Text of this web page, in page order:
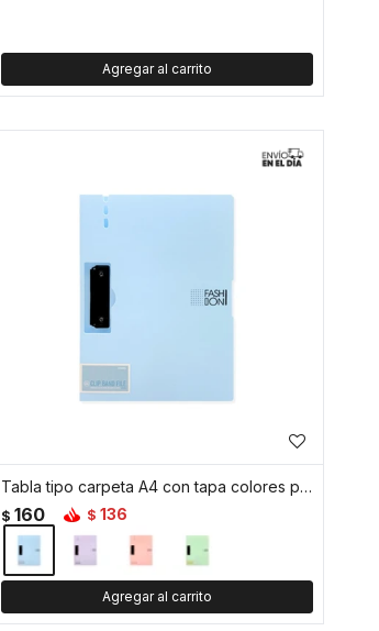
Tabla tipo carpeta A4 con tapa colores pastel - Celeste
$ 160 $ 136